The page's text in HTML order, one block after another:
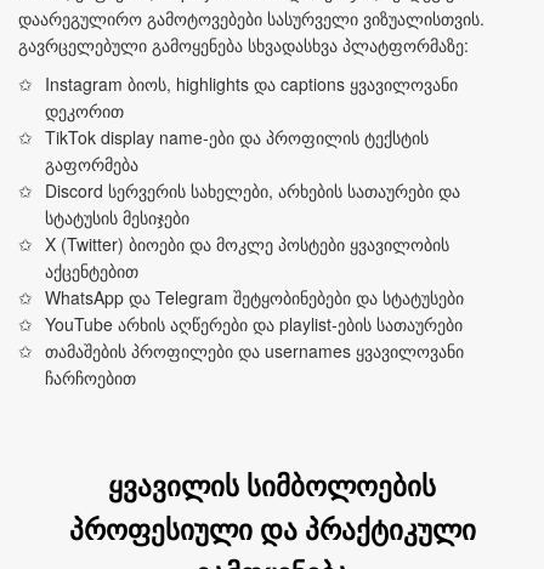
დაარეგულირო გამოტოვებები სასურველი ვიზუალისთვის.
გავრცელებული გამოყენება სხვადასხვა პლატფორმაზე:
Instagram ბიოს, highlights და captions ყვავილოვანი
დეკორით
TikTok display name‑ები და პროფილის ტექსტის
გაფორმება
Discord სერვერის სახელები, არხების სათაურები და
სტატუსის მესიჯები
X (Twitter) ბიოები და მოკლე პოსტები ყვავილობის
აქცენტებით
WhatsApp და Telegram შეტყობინებები და სტატუსები
YouTube არხის აღწერები და playlist‑ების სათაურები
თამაშების პროფილები და usernames ყვავილოვანი
ჩარჩოებით
ყვავილის სიმბოლოების
პროფესიული და პრაქტიკული